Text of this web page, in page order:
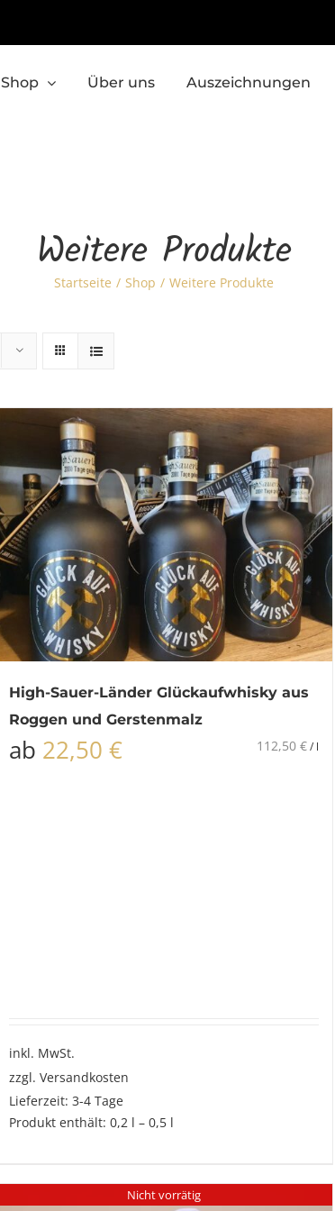
Shop Über uns Auszeichnungen
Weitere Produkte
Startseite Shop Weitere Produkte
High-Sauer-Länder Glückaufwhisky aus
Roggen und Gerstenmalz
ab 22,50 € 112,50€/ l
inkl. MwSt.
zzgl. Versandkosten
Lieferzeit: 3-4 Tage
Produkt enthält: 0,2
– 0,5
Nicht vorrätig